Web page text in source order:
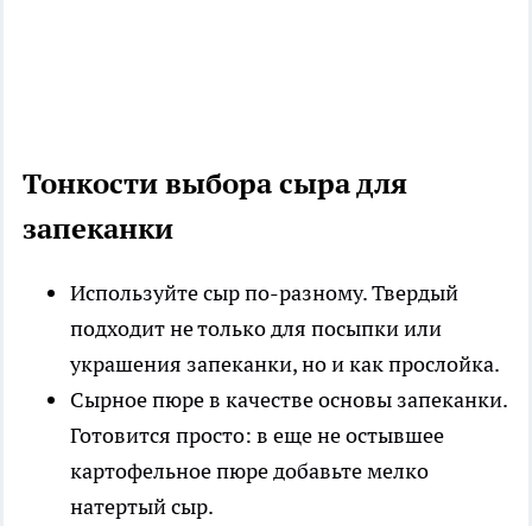
Тонкости выбора сыра для
запеканки
Используйте сыр по-разному.Твердый
подходит не только для посыпки или
украшения запеканки, но и как прослойка.
Сырное пюре в качестве основы запеканки.
Готовится просто: в еще не остывшее
картофельное пюре добавьте мелко
натертый сыр.